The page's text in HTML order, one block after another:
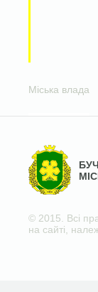
Міська влада
© 2015. Всі
на сайті,